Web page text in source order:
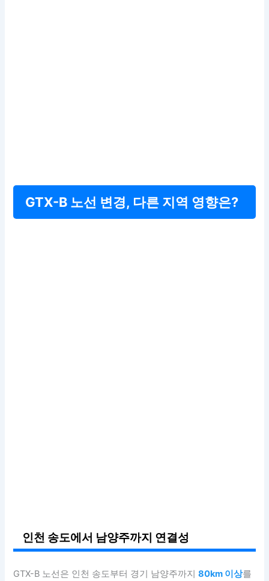
GTX-B 노선 변경, 다른 지역 영향은?
인천 송도에서 남양주까지 연결성
GTX-B 노선은 인천 송도부터 경기 남양주까지80km 이상를